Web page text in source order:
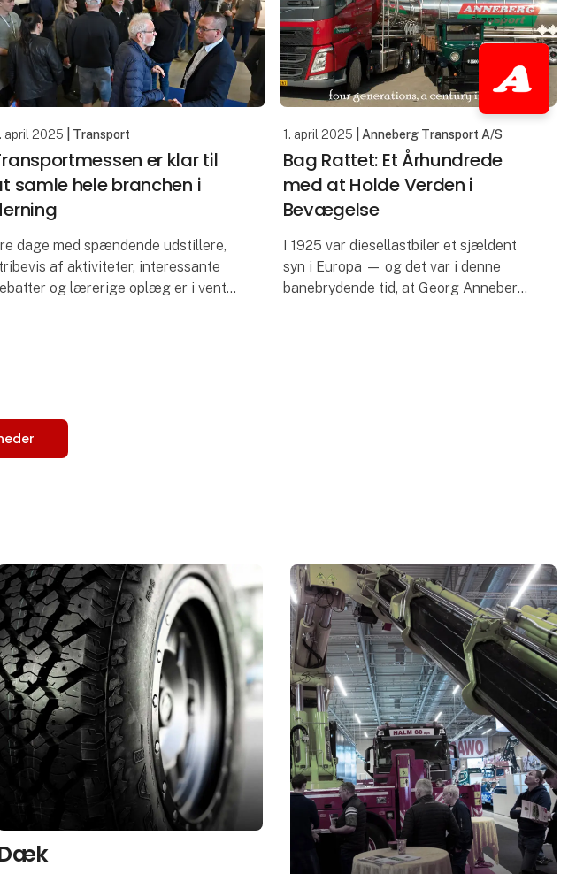
april 2025 | Transport
er klar til
samle hele branchen i
dage med spændende udstillere,
af aktiviteter, interessante
og lærerige oplæg er i vente
1. april 2025 | Anneberg Transport A/S
Bag Rattet: Et Århundrede
med at Holde Verden i
Bevægelse
I 1925 var diesellastbiler et sjældent
syn i Europa — og det var i denne
banebrydende tid, at Georg Anneberg